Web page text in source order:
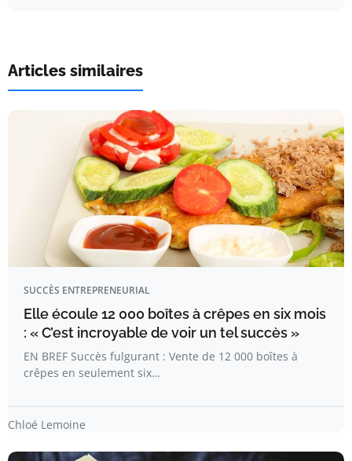
Articles similaires
SUCCÈS ENTREPRENEURIAL
Elle écoule 12 000 boîtes à crêpes en six mois
: « C’est incroyable de voir un tel succès »
EN BREF Succès fulgurant : Vente de 12 000 boîtes à
crêpes en seulement six…
Chloé Lemoine